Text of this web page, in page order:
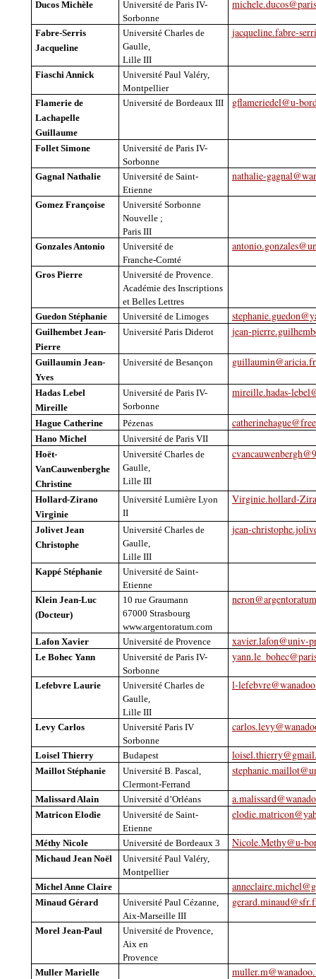
Ducos Michèle
Université de Paris IV-
Sorbonne
Fabre-Serris
Jacqueline
Université Charles de
Gaulle,
Lille III
jacqueline.fabre-
FiaschiAnnick
Université Paul Valéry,
Montpellier
Flameriede
Lachapelle
Guillaume
Université de Bordeaux III gflameriedel@u-
Follet Simone
Université de Paris IV-
Sorbonne
GagnalNathalie
Université de Saint-
Etienne
nathalie-
Gomez Françoise
Université Sorbonne
Nouvelle ;
Paris III
Gonzales Antonio
Université de
Franche-Comté
Gros Pierre
Université de Provence.
Académie des Inscriptions
et Belles Lettres
GuedonStéphanie Université de Limoges
GuilhembetJean-
Pierre
Université Paris Diderot jean-
Guillaumin Jean-
Yves
Université de Besançon guillaumin@aricia.fr
HadasLebel
Mireille
Université de Paris IV-
Sorbonne
mireille.hadas-
Hague Catherine Pézenas
Hano Michel
Université de Paris VII
Hoët-
VanCauwenberghe
Christine
Université Charles de
Gaulle,
Lille III
Hollard-Zirano
Virginie
Université Lumière Lyon
II
Virginie.hollard-
Jolivet Jean
Christophe
Université Charles de
Gaulle,
Lille III
jean-
KappéStéphanie
Université de Saint-
Etienne
Klein Jean-Luc
(Docteur)
10 rue Graumann
67000 Strasbourg
www.argentoratum.com
LafonXavier Université de Provence xavier.lafon@univ-
Le BohecYann
Université de Paris IV-
Sorbonne
Lefebvre Laurie
Université Charles de
Gaulle,
Lille III
l-
Levy Carlos
Université Paris IV
Sorbonne
Loisel Thierry Budapest
Maillot Stéphanie
Université B. Pascal,
Clermont-Ferrand
MalissardAlain Université d’Orléans
MatriconElodie
Université de Saint-
Etienne
MéthyNicole Université de Bordeaux 3 Nicole.Methy@u-
Michaud Jean Noël
Université Paul Valéry,
Montpellier
Michel Anne Claire
MinaudGérard
Université Paul Cézanne,
Aix-Marseille III
Morel Jean-Paul
Université de Provence,
Aix en
Provence
Muller Marielle